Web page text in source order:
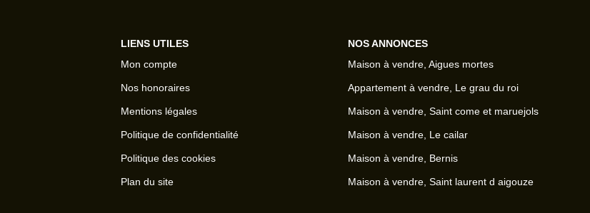
LIENS UTILES
Mon compte
Nos honoraires
Mentions légales
Politique de confidentialité
Politique des cookies
Plan du site
NOS ANNONCES
Maison à vendre, Aigues mortes
Appartement à vendre, Le grau du roi
Maison à vendre, Saint come et maruejols
Maison à vendre, Le cailar
Maison à vendre, Bernis
Maison à vendre, Saint laurent d aigouze